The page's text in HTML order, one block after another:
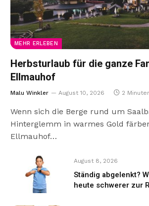
MEHR ERLEBEN
Herbsturlaub für die ganze
Ellmauhof
Malu Winkler August 10, 2026 2
Wenn sich die Berge rund um
Hinterglemm in warmes Gold
Ellmauhof…
August 8, 2026
Ständig abgelenkt?
heute schwerer zur